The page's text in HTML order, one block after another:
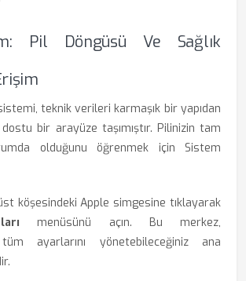
Pil Döngüsü Ve Sağlık
teknik verileri karmaşık bir yapıdan
dostu bir arayüze taşımıştır. Pilinizin tam
olduğunu öğrenmek için Sistem
üst köşesindeki Apple simgesine tıklayarak
menüsünü açın. Bu merkez,
tüm ayarlarını yönetebileceğiniz ana